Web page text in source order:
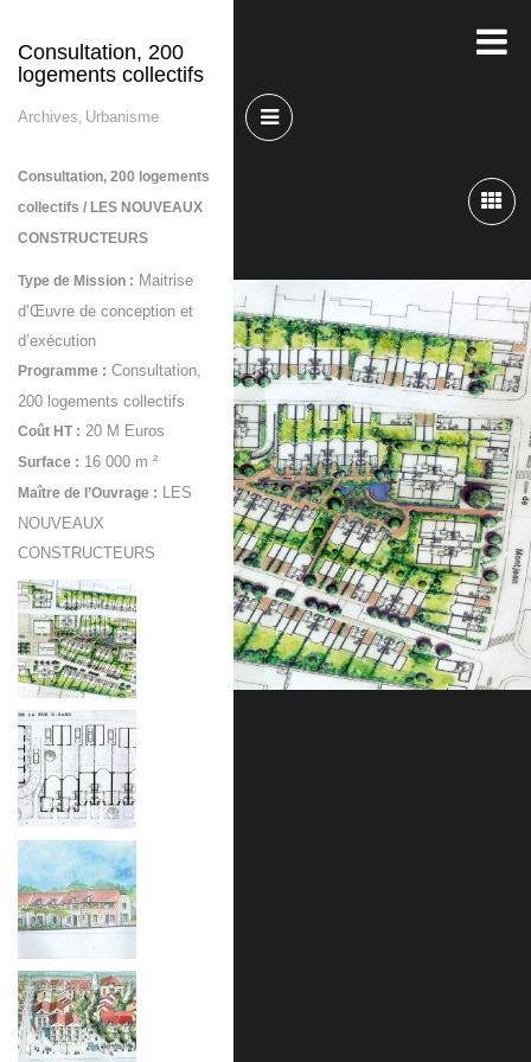
Consultation, 200
logements collectifs
Archives, Urbanisme
Consultation, 200 logements
collectifs / LES NOUVEAUX
CONSTRUCTEURS
Type de Mission : Maitrise
d’Œuvre de conception et
d’exécution
Programme : Consultation,
200 logements collectifs
Coût HT : 20 M Euros
Surface : 16 000 m ²
Maître de l’Ouvrage : LES
NOUVEAUX
CONSTRUCTEURS